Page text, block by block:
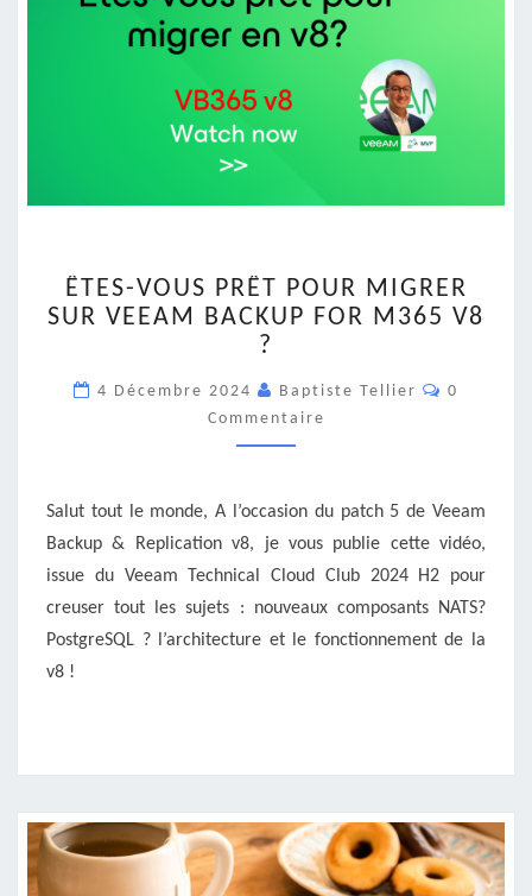
VOUS
PRÊT
POUR
SUR
VEEAM
BACKUP
M365
?
ÊTES-VOUS PRÊT POUR MIGRER
SUR VEEAM BACKUP FOR M365 V8
?
4 Décembre 2024 Baptiste Tellier
0
Commentaire
Salut tout le monde, A l’occasion du patch 5 de Veeam
Backup & Replication v8, je vous publie cette vidéo,
issue du Veeam Technical Cloud Club 2024 H2 pour
creuser tout les sujets : nouveaux composants NATS?
PostgreSQL ? l’architecture et le fonctionnement de la
v8 !